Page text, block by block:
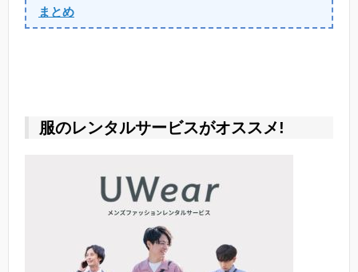
まとめ
服のレンタルサービスがオススメ!